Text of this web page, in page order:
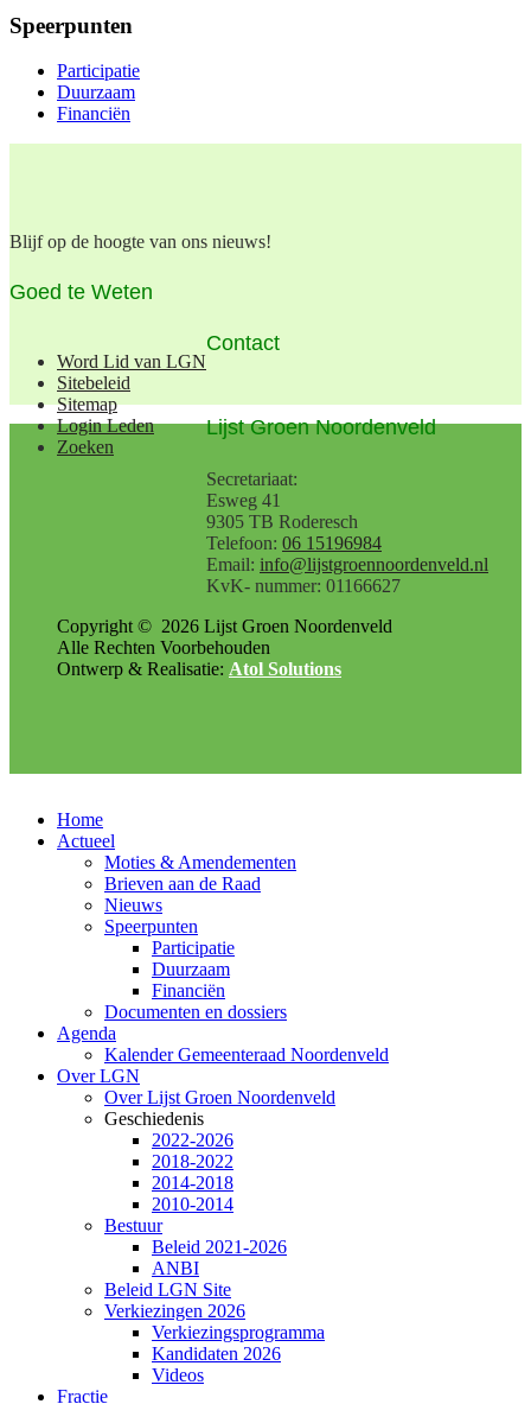
Speerpunten
Participatie
Duurzaam
Financiën
Blijf op de hoogte van ons nieuws!
Goed te Weten
Word Lid van LGN
Sitebeleid
Sitemap
Login Leden
Zoeken
Contact
Lijst Groen Noordenveld
Secretariaat:
Esweg 41
9305 TB Roderesch
Telefoon: 06 15196984
Email: info@lijstgroennoordenveld.nl
KvK- nummer: 01166627
Copyright © 2026 Lijst Groen Noordenveld
Alle Rechten Voorbehouden
Ontwerp & Realisatie: Atol Solutions
Home
Actueel
Moties & Amendementen
Brieven aan de Raad
Nieuws
Speerpunten
Participatie
Duurzaam
Financiën
Documenten en dossiers
Agenda
Kalender Gemeenteraad Noordenveld
Over LGN
Over Lijst Groen Noordenveld
Geschiedenis
2022-2026
2018-2022
2014-2018
2010-2014
Bestuur
Beleid 2021-2026
ANBI
Beleid LGN Site
Verkiezingen 2026
Verkiezingsprogramma
Kandidaten 2026
Videos
Fractie